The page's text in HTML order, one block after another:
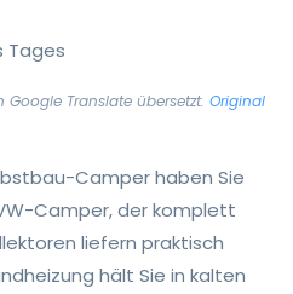
Tages
Translate übersetzt. Original
Camper haben Sie
Camper, der komplett
liefern praktisch
hält Sie in kalten